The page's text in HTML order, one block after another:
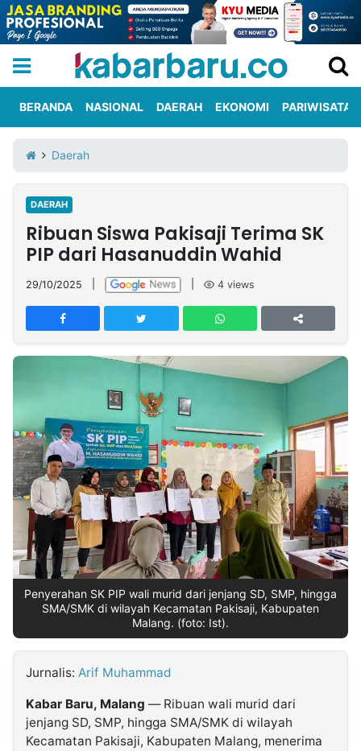
Iklan
Berita
Kami
Nasional
International
Olahraga
Entertainment
Daerah
Pariwisata
Kuliner
Kolom
Network
PT
TREETAN
MULTIMEDIA
Partner
Insight
NTB
Suara
Time
Lens
IDN
Daily
Jogja
Jalan
Rakyat
Idealita
News
Kita
Notice
Radar
Baru
Seedbacklink
Follow
Kabarbaru
BERANDA NASIONAL DAERAH EKONOMI PARIWISATA
Daerah
DAERAH
Ribuan Siswa Pakisaji Terima SK
PIP dari Hasanuddin Wahid
29/10/2025 4 views
Penyerahan SK PIP wali murid dari jenjang SD, SMP, hingga
SMA/SMK di wilayah Kecamatan Pakisaji, Kabupaten
Malang. (foto: Ist).
Jurnalis: Arif Muhammad
Kabar Baru, Malang — Ribuan wali murid dari
jenjang SD, SMP, hingga SMA/SMK di wilayah
Kecamatan Pakisaji, Kabupaten Malang, menerima